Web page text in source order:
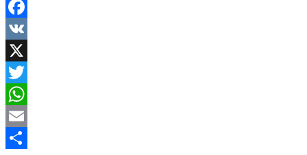
Facebook
VK
X
Twitter
WhatsApp
Email